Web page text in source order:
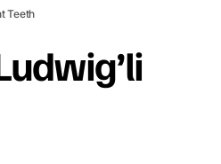
Ludwig’li Netflix filmi:
Teeth